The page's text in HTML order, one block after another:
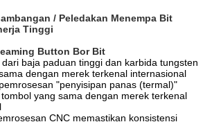
/ Peledakan Menempa Bit
Tinggi
Button Bor Bit
baja paduan tinggi dan karbida tungsten
dengan merek terkenal internasional
"penyisipan panas (termal)"
yang sama dengan merek terkenal
CNC memastikan konsistensi